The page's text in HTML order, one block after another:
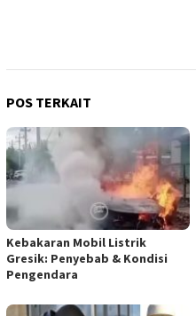
POS TERKAIT
Kebakaran Mobil Listrik
Gresik: Penyebab & Kondisi
Pengendara